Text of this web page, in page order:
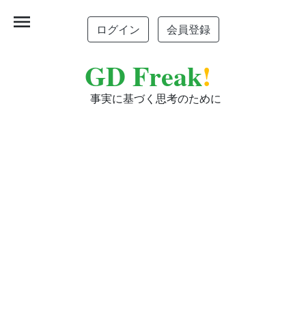
ログイン 会員登録
GD Freak!
事実に基づく思考のために
menu